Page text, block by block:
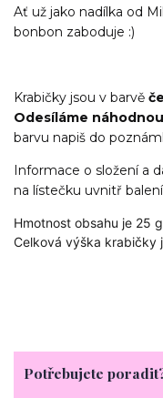
Ať už jako nadílka od
bonbon zaboduje :)
Krabičky jsou v barvě
Odesíláme
barvu napiš do
Informace o složení a
na lístečku uvnitř
Hmotnost obsahu je 25
Celková výška krabičky
Potřebujete